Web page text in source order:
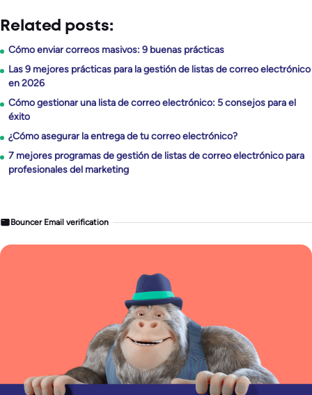
Related posts:
Cómo enviar correos masivos: 9 buenas prácticas
Las 9 mejores prácticas para la gestión de listas de correo electrónico
en 2026
Cómo gestionar una lista de correo electrónico: 5 consejos para el
éxito
¿Cómo asegurar la entrega de tu correo electrónico?
7 mejores programas de gestión de listas de correo electrónico para
profesionales del marketing
Bouncer Email verification